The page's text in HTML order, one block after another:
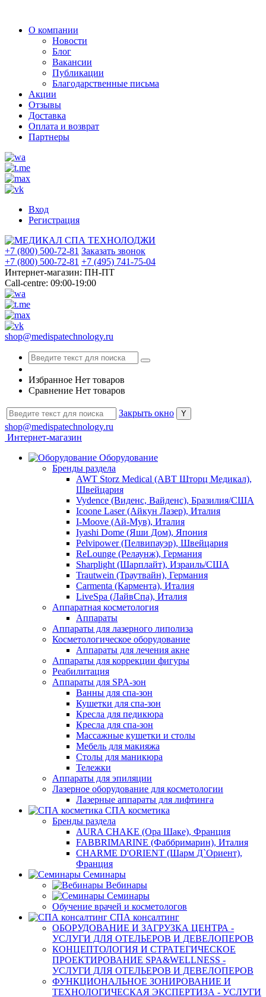
О компании
Новости
Блог
Вакансии
Публикации
Благодарственные письма
Акции
Отзывы
Доставка
Оплата и возврат
Партнеры
Вход
Регистрация
+7 (800) 500-72-81 Заказать звонок
+7 (800) 500-72-81 +7 (495) 741-75-04
Интернет-магазин: ПН-ПТ
Call-centre: 09:00-19:00
shop@medispatechnology.ru
Избранное Нет товаров
Сравнение Нет товаров
Закрыть окно
shop@medispatechnology.ru
Интернет-магазин
Оборудование
Бренды раздела
AWT Storz Medical (АВТ Шторц Медикал),
Швейцария
Vydence (Виденс, Вайденс), Бразилия/США
Icoone Laser (Айкун Лазер), Италия
I-Moove (Ай-Мув), Италия
Iyashi Dome (Яши Дом), Япония
Pelvipower (Пелвипауэр), Швейцария
ReLounge (Релаунж), Германия
Sharplight (Шарплайт), Израиль/США
Trautwein (Траутвайн), Германия
Carmenta (Кармента), Италия
LiveSpa (ЛайвСпа), Италия
Аппаратная косметология
Аппараты
Аппараты для лазерного липолиза
Косметологическое оборудование
Аппараты для лечения акне
Аппараты для коррекции фигуры
Реабилитация
Аппараты для SPA-зон
Ванны для спа-зон
Кушетки для спа-зон
Кресла для педикюра
Кресла для спа-зон
Массажные кушетки и столы
Мебель для макияжа
Столы для маникюра
Тележки
Аппараты для эпиляции
Лазерное оборудование для косметологии
Лазерные аппараты для лифтинга
СПА косметика
Бренды раздела
AURA CHAKE (Ора Шаке), Франция
FABBRIMARINE (Фаббримарин), Италия
CHARME D'ORIENT (Шарм Д`Ориент),
Франция
Семинары
Вебинары
Семинары
Обучение врачей и косметологов
СПА консалтинг
ОБОРУДОВАНИЕ И ЗАГРУЗКА ЦЕНТРА -
УСЛУГИ ДЛЯ ОТЕЛЬЕРОВ И ДЕВЕЛОПЕРОВ
КОНЦЕПТОЛОГИЯ И СТРАТЕГИЧЕСКОЕ
ПРОЕКТИРОВАНИЕ SPA&WELLNESS -
УСЛУГИ ДЛЯ ОТЕЛЬЕРОВ И ДЕВЕЛОПЕРОВ
ФУНКЦИОНАЛЬНОЕ ЗОНИРОВАНИЕ И
ТЕХНОЛОГИЧЕСКАЯ ЭКСПЕРТИЗА - УСЛУГИ